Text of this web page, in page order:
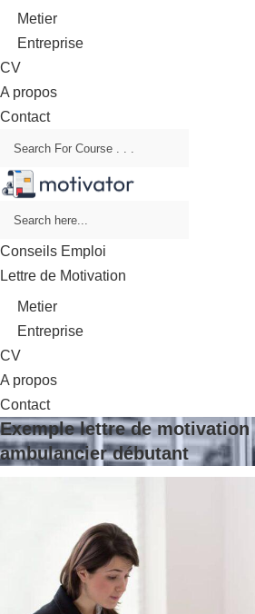
Metier
Entreprise
CV
A propos
Contact
Conseils Emploi
Lettre de Motivation
Metier
Entreprise
CV
A propos
Contact
Exemple lettre de
ambulancier débutant